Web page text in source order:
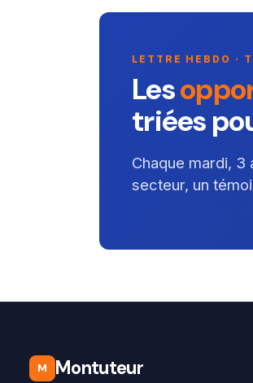
LETTRE HEBDO ·
Les
triées
Chaque mardi, 3
secteur, un
M Montuteur